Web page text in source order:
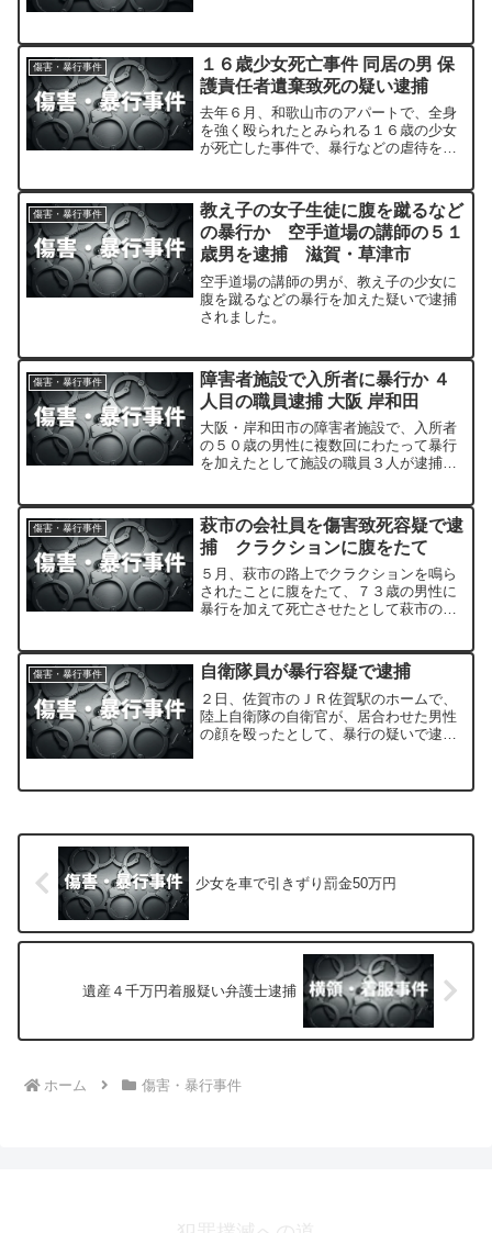
ったとして、１７日、傷害の罪で起訴し
ました。
傷害・暴行事件
１６歳少女死亡事件 同居の男 保
護責任者遺棄致死の疑い逮捕
去年６月、和歌山市のアパートで、全身
を強く殴られたとみられる１６歳の少女
が死亡した事件で、暴行などの虐待を加
逮捕されました。
傷害・暴行事件
教え子の女子生徒に腹を蹴るなど
の暴行か 空手道場の講師の５１
歳男を逮捕 滋賀・草津市
空手道場の講師の男が、教え子の少女に
腹を蹴るなどの暴行を加えた疑いで逮捕
されました。
傷害・暴行事件
障害者施設で入所者に暴行か ４
人目の職員逮捕 大阪 岸和田
大阪・岸和田市の障害者施設で、入所者
の５０歳の男性に複数回にわたって暴行
を加えたとして施設の職員３人が逮捕さ
ました。
傷害・暴行事件
萩市の会社員を傷害致死容疑で逮
捕 クラクションに腹をたて
５月、萩市の路上でクラクションを鳴ら
されたことに腹をたて、７３歳の男性に
暴行を加えて死亡させたとして萩市の３
傷害・暴行事件 自衛隊員が暴行容疑で逮捕
２日、佐賀市のＪＲ佐賀駅のホームで、
陸上自衛隊の自衛官が、居合わせた男性
の顔を殴ったとして、暴行の疑いで逮捕
少女を車で引きずり罰金50万円
遺産４千万円着服疑い弁護士逮捕
ホーム 傷害・暴行事件